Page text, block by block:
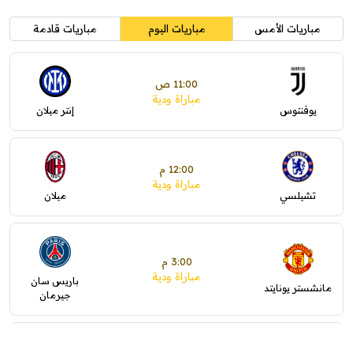
مباريات الأمس مباريات اليوم مباريات قادمة
يوفنتوس
11:00 ص
مباراة ودية
إنتر ميلان
تشيلسي
12:00 م
مباراة ودية
ميلان
مانشستر يونايتد
3:00 م
مباراة ودية
باريس سان
جيرمان